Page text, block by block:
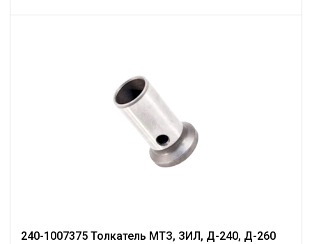
240-1007375 Толкатель МТЗ, ЗИЛ, Д-240, Д-260